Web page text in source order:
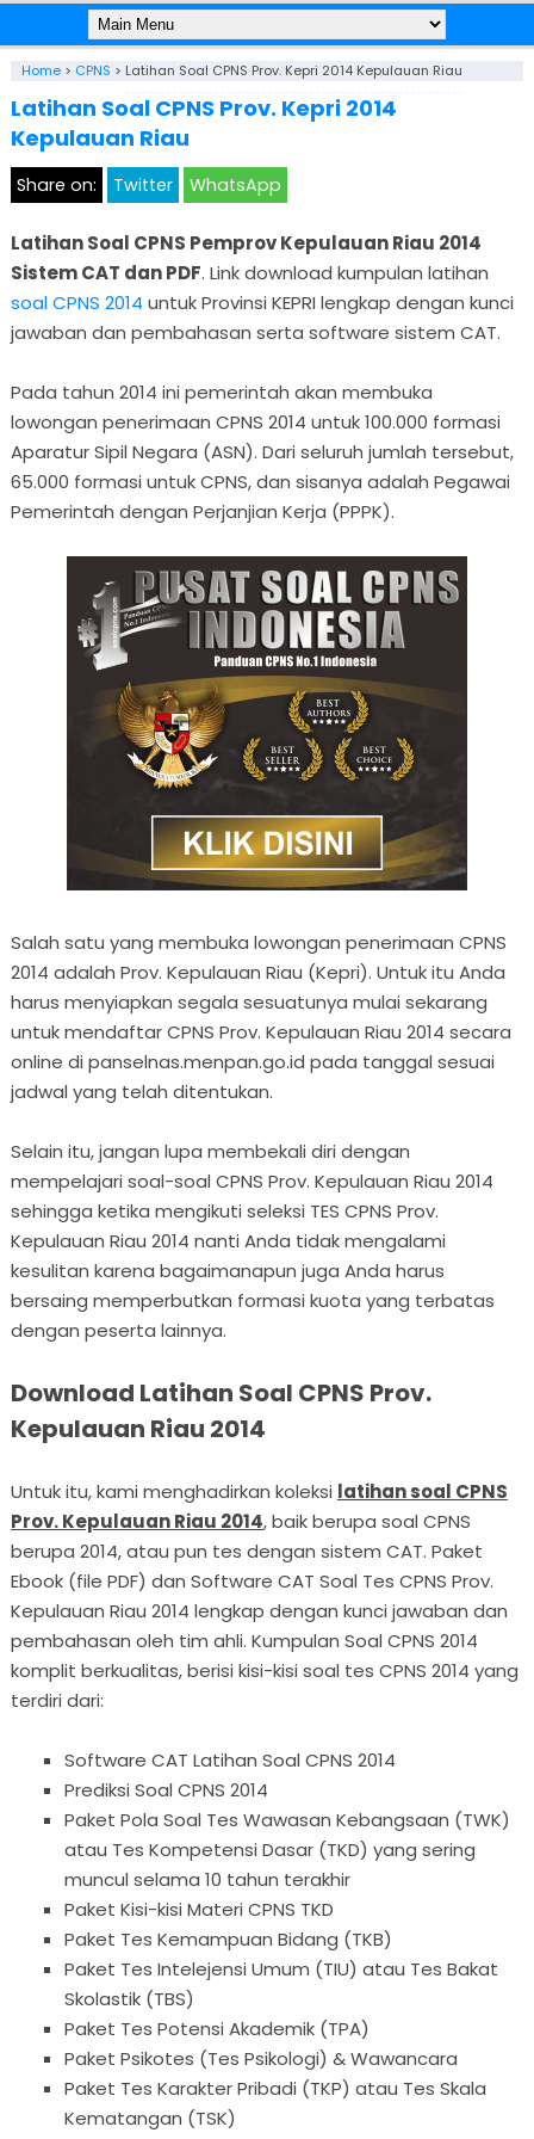
Home> CPNS > Latihan Soal CPNS Prov. Kepri 2014 Kepulauan Riau
Latihan Soal CPNS Prov. Kepri 2014
Kepulauan Riau
Share on: Twitter WhatsApp
Latihan Soal CPNS Pemprov Kepulauan Riau 2014
Sistem CAT dan PDF. Link download kumpulan latihan
soal CPNS 2014 untuk Provinsi KEPRI lengkap dengan kunci
jawaban dan pembahasan serta software sistem CAT.
Pada tahun 2014 ini pemerintah akan membuka
lowongan penerimaan CPNS 2014 untuk 100.000 formasi
Aparatur Sipil Negara (ASN). Dari seluruh jumlah tersebut,
65.000 formasi untuk CPNS, dan sisanya adalah Pegawai
Pemerintah dengan Perjanjian Kerja (PPPK).
Salah satu yang membuka lowongan penerimaan CPNS
2014 adalah Prov. Kepulauan Riau (Kepri). Untuk itu Anda
harus menyiapkan segala sesuatunya mulai sekarang
untuk mendaftar CPNS Prov. Kepulauan Riau 2014 secara
online di panselnas.menpan.go.id pada tanggal sesuai
jadwal yang telah ditentukan.
Selain itu, jangan lupa membekali diri dengan
mempelajari soal-soal CPNS Prov. Kepulauan Riau 2014
sehingga ketika mengikuti seleksi TES CPNS Prov.
Kepulauan Riau 2014 nanti Anda tidak mengalami
kesulitan karena bagaimanapun juga Anda harus
bersaing memperbutkan formasi kuota yang terbatas
dengan peserta lainnya.
Download Latihan Soal CPNS Prov.
Kepulauan Riau 2014
Untuk itu, kami menghadirkan koleksi latihan soal CPNS
Prov. Kepulauan Riau 2014, baik berupa soal CPNS
berupa 2014, atau pun tes dengan sistem CAT. Paket
Ebook (file PDF) dan Software CAT Soal Tes CPNS Prov.
Kepulauan Riau 2014 lengkap dengan kunci jawaban dan
pembahasan oleh tim ahli. Kumpulan Soal CPNS 2014
komplit berkualitas, berisi kisi-kisi soal tes CPNS 2014 yang
terdiri dari:
Software CAT Latihan Soal CPNS 2014
Prediksi Soal CPNS 2014
Paket Pola Soal Tes Wawasan Kebangsaan (TWK)
atau Tes Kompetensi Dasar (TKD) yang sering
muncul selama 10 tahun terakhir
Paket Kisi-kisi Materi CPNS TKD
Paket Tes Kemampuan Bidang (TKB)
Paket Tes Intelejensi Umum (TIU) atau Tes Bakat
Skolastik (TBS)
Paket Tes Potensi Akademik (TPA)
Paket Psikotes (Tes Psikologi) & Wawancara
Paket Tes Karakter Pribadi (TKP) atau Tes Skala
Kematangan (TSK)